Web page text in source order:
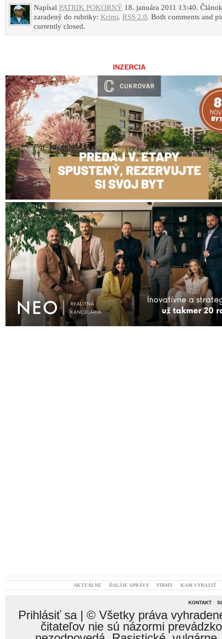
Napísal PATRIK POKORNÝ 18. januára 2011 13:40.
zaradený do rubriky: Krimi. RSS 2.0. Both comments and
currently closed.
INZERCIA
AKTUÁLNE ĎALŠIE SPRÁVY FIRMY KAM VYRAZIŤ
KONTAKT
Prihlásiť sa| © Všetky práva
čitateľov nie sú názormi